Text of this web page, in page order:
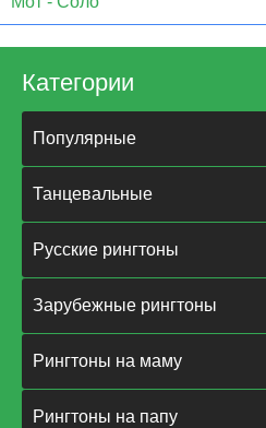
Категории
Популярные
Танцевальные
Русские рингтоны
Зарубежные рингтоны
Рингтоны на маму
Рингтоны на папу